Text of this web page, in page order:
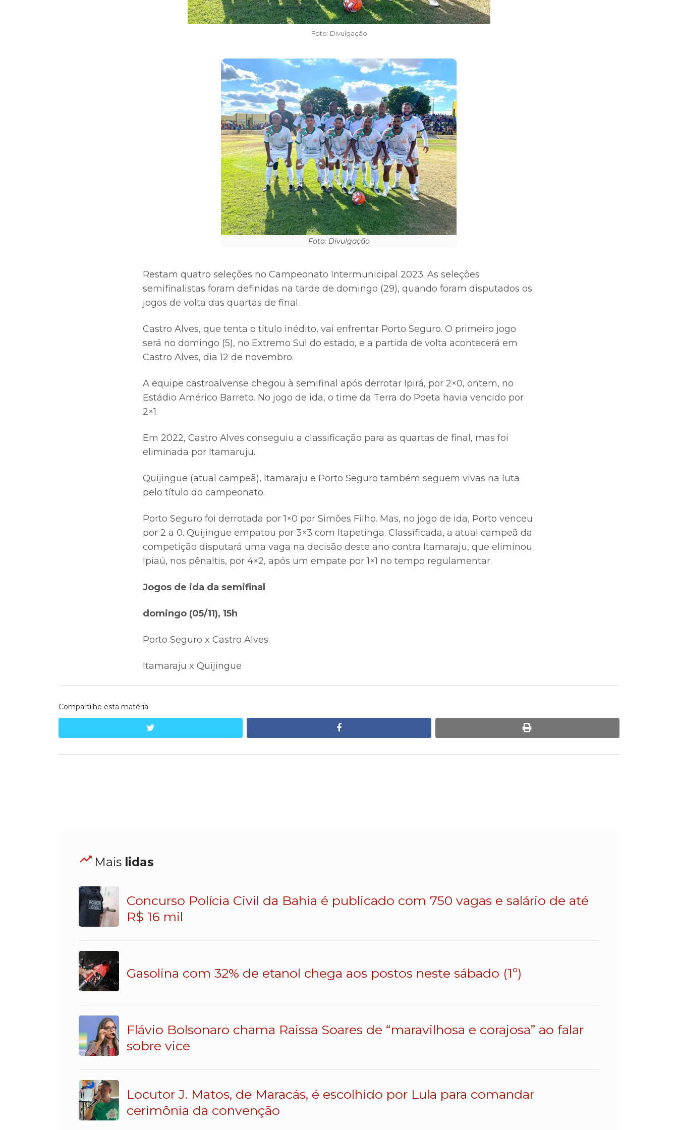
Foto: Divulgação
Foto: Divulgação
Restam quatro seleções no Campeonato Intermunicipal 2023. As seleções
semifinalistas foram definidas na tarde de domingo (29), quando foram disputados os
jogos de volta das quartas de final.
Castro Alves, que tenta o título inédito, vai enfrentar Porto Seguro. O primeiro jogo
será no domingo (5), no Extremo Sul do estado, e a partida de volta acontecerá em
Castro Alves, dia 12 de novembro.
A equipe castroalvense chegou à semifinal após derrotar Ipirá, por 2×0, ontem, no
Estádio Américo Barreto. No jogo de ida, o time da Terra do Poeta havia vencido por
2×1.
Em 2022, Castro Alves conseguiu a classificação para as quartas de final, mas foi
eliminada por Itamaruju.
Quijingue (atual campeã), Itamaraju e Porto Seguro também seguem vivas na luta
pelo título do campeonato.
Porto Seguro foi derrotada por 1×0 por Simões Filho. Mas, no jogo de ida, Porto venceu
por 2 a 0. Quijingue empatou por 3×3 com Itapetinga. Classificada, a atual campeã da
competição disputará uma vaga na decisão deste ano contra Itamaraju, que eliminou
Ipiaú, nos pênaltis, por 4×2, após um empate por 1×1 no tempo regulamentar.
Jogos de ida da semifinal
domingo (05/11), 15h
Porto Seguro x Castro Alves
Itamaraju x Quijingue
Compartilhe esta matéria
facebook print
Mais lidas
Concurso Polícia Civil da Bahia é publicado com 750 vagas e salário de até
R$ 16 mil
Gasolina com 32% de etanol chega aos postos neste sábado (1º)
Flávio Bolsonaro chama Raissa Soares de “maravilhosa e corajosa” ao falar
sobre vice
Locutor J. Matos, de Maracás, é escolhido por Lula para comandar
cerimônia da convenção